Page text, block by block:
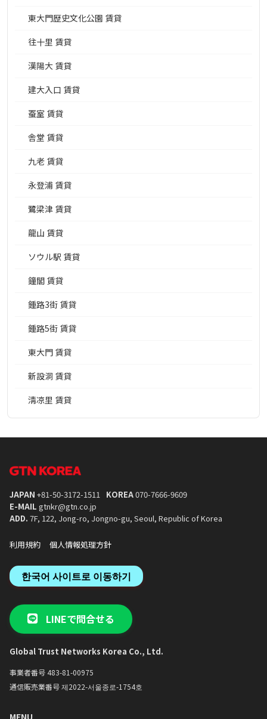
東大門歴史文化公園 賃貸
往十里 賃貸
漢陽大 賃貸
建大入口 賃貸
蚕室 賃貸
舎堂 賃貸
九老 賃貸
永登浦 賃貸
鷺梁津 賃貸
龍山 賃貸
ソウル駅 賃貸
鐘閣 賃貸
鍾路3街 賃貸
鍾路5街 賃貸
東大門 賃貸
新設洞 賃貸
淸凉里 賃貸
JAPAN +81-50-3172-1511 KOREA070-7666-9609
E-MAIL gtnkr@gtn.co.jp
ADD. 7F, 122, Jong-ro, Jongno-gu, Seoul, Republic of Korea
利用規約 個人情報処理方針
한국어 사이트로 이동하기
LINEで問合せる
Global Trust Networks Korea Co., Ltd.
事業者番号 483-81-00975
通信販売業番号 제2022-서울종로-1754호